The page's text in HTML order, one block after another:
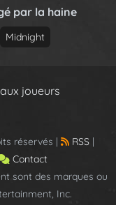
par la haine
Midnight
joueurs
réservés | RSS|
Contact
sont des marques ou
Inc.